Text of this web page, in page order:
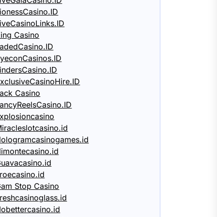
Casino
Casino
Stop Casino